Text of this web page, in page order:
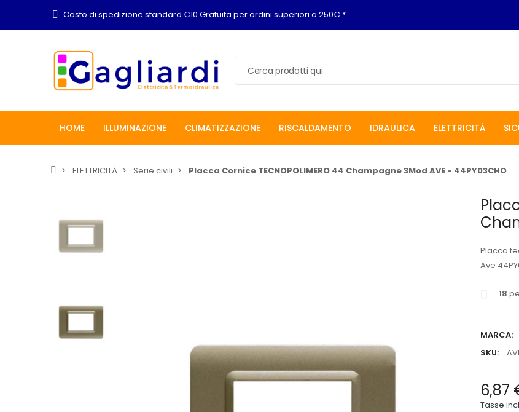
Costo di spedizione standard €10 Gratuita per ordini superiori a 250€ *
HOME ILLUMINAZIONE CLIMATIZZAZIONE RISCALDAMENTO IDRAULICA ELETTRICITÀ
ELETTRICITÀ Serie civili Placca Cornice TECNOPOLIMERO 44 Champagne 3Mod AVE - 44PY03CHO
Placca
Ave
18
MARCA:
SKU:
6,87
Tasse